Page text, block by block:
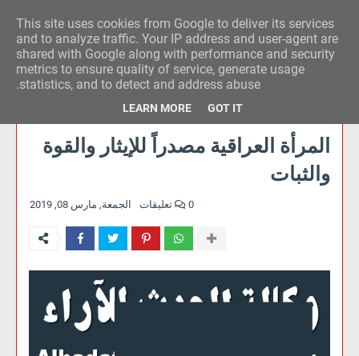
وكالة الحدث للآراء
المرأة العراقية مصدراً للإيثار والقوة
والثبات
الجمعة, مارس 08, 2019 0 تعليقات
This site uses cookies from Google to deliver its services
and to analyze traffic. Your IP address and user-agent are
shared with Google along with performance and security
metrics to ensure quality of service, generate usage
statistics, and to detect and address abuse.
LEARN MORE GOT IT